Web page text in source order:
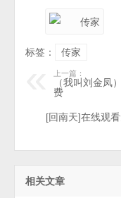
标签： 传家
上一篇：
（我叫刘金凤
费
[回南天]在线观
相关文章